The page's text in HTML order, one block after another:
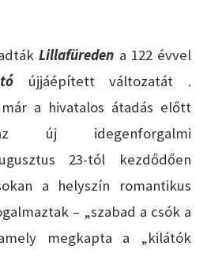
Lillafüreden a 122 évvel
újjáépített változatát .
a hivatalos átadás előtt
új idegenforgalmi
23-tól kezdődően
a helyszín romantikus
– „szabad a csók a
megkapta a „kilátók